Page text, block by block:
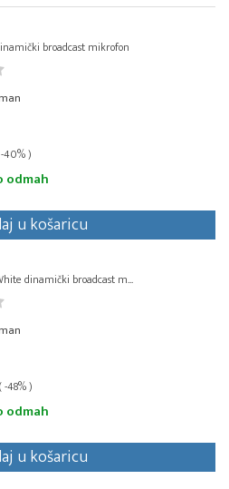
broadcast mikrofon
40% )
odmah
u košaricu
dinamički broadcast m...
-48% )
odmah
u košaricu